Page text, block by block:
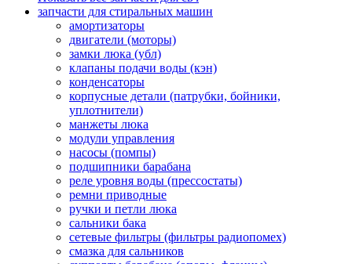
запчасти для стиральных машин
амортизаторы
двигатели (моторы)
замки люка (убл)
клапаны подачи воды (кэн)
конденсаторы
корпусные детали (патрубки, бойники,
уплотнители)
манжеты люка
модули управления
насосы (помпы)
подшипники барабана
реле уровня воды (прессостаты)
ремни приводные
ручки и петли люка
сальники бака
сетевые фильтры (фильтры радиопомех)
смазка для сальников